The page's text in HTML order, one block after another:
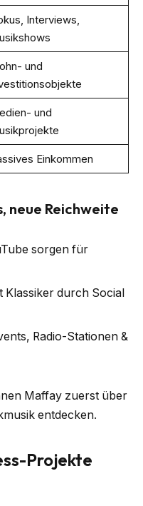
Interviews,
und
und
Einkommen
neue Reichweite
sorgen für
durch Social
Radio-Stationen &
Maffay zuerst über
entdecken.
Projekte